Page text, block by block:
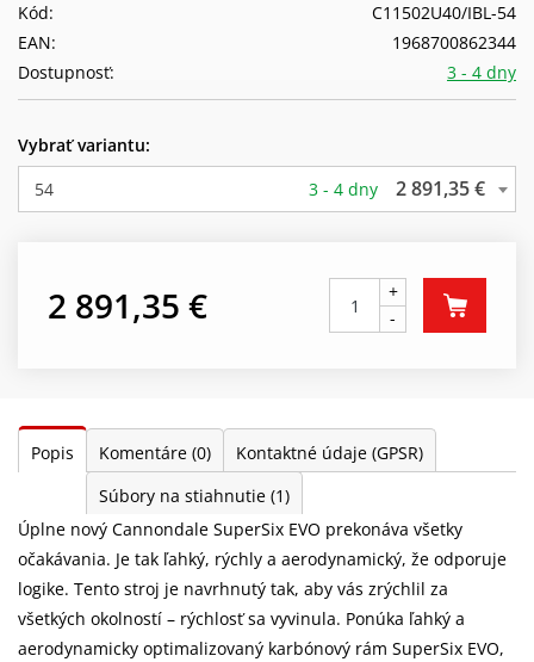
C11502U40/IBL-54
Kód:
1968700862344
EAN:
3 - 4 dny
Dostupnosť:
Vybrať variantu:
54
3 - 4 dny 2 891,35 €
2 891,35 €
+
-
Popis Komentáre (0)
Kontaktné údaje (GPSR)
Súbory na stiahnutie (1)
Úplne nový Cannondale SuperSix EVO prekonáva všetky
očakávania. Je tak ľahký, rýchly a aerodynamický, že odporuje
logike. Tento stroj je navrhnutý tak, aby vás zrýchlil za
všetkých okolností – rýchlosť sa vyvinula. Ponúka ľahký a
aerodynamicky optimalizovaný karbónový rám SuperSix EVO,